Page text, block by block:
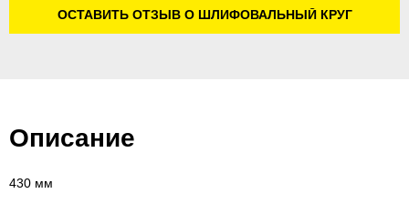
ОСТАВИТЬ ОТЗЫВ О ШЛИФОВАЛЬНЫЙ КРУГ
Описание
430 мм